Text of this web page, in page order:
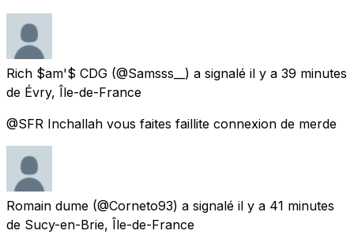
Rich $am'$ CDG (@Samsss__) a signalé il y a 39 minutes
de Évry, Île-de-France
@SFR Inchallah vous faites faillite connexion de merde
Romain dume (@Corneto93) a signalé il y a 41 minutes
de Sucy-en-Brie, Île-de-France